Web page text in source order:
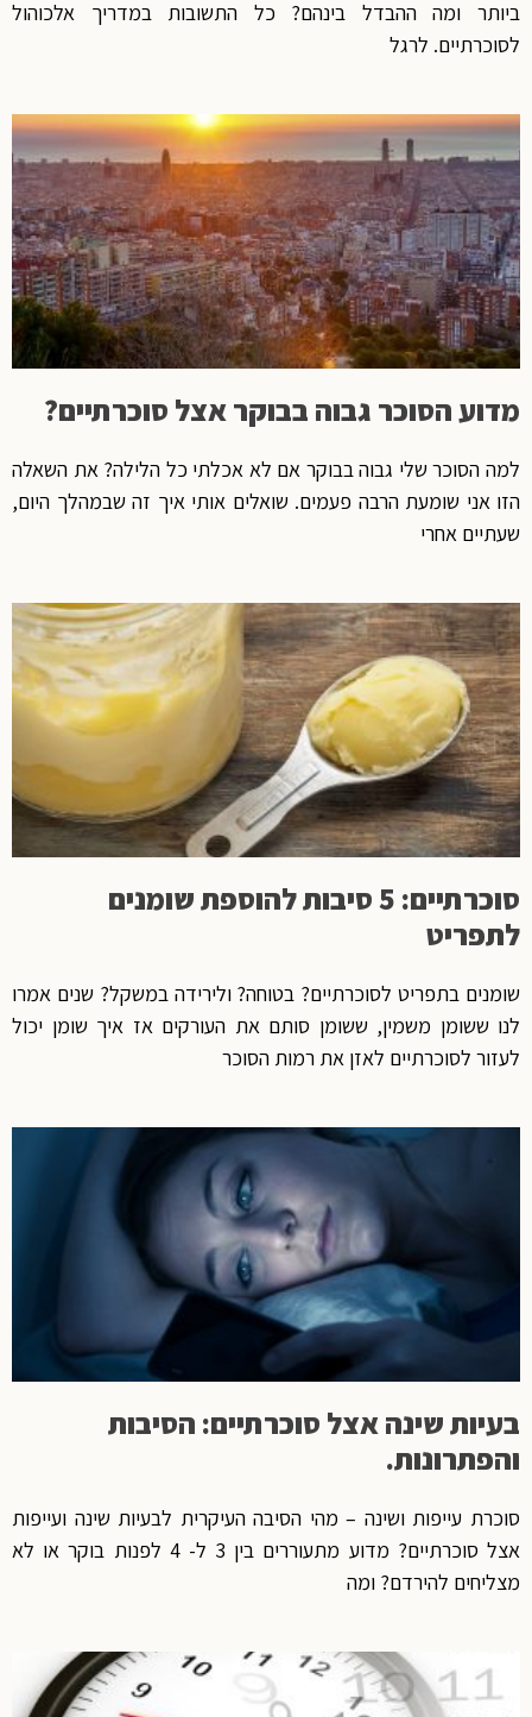
ביותר ומה ההבדל בינהם? כל התשובות במדריך אלכוהול
לסוכרתיים. לרגל
מדוע הסוכר גבוה בבוקר אצל סוכרתיים?
למה הסוכר שלי גבוה בבוקר אם לא אכלתי כל הלילה? את השאלה
הזו אני שומעת הרבה פעמים. שואלים אותי איך זה שבמהלך היום,
שעתיים אחרי
סוכרתיים: 5 סיבות להוספת שומנים
לתפריט
שומנים בתפריט לסוכרתיים? בטוחה? ולירידה במשקל? שנים אמרו
לנו ששומן משמין, ששומן סותם את העורקים אז איך שומן יכול
לעזור לסוכרתיים לאזן את רמות הסוכר
בעיות שינה אצל סוכרתיים: הסיבות
והפתרונות.
סוכרת עייפות ושינה – מהי הסיבה העיקרית לבעיות שינה ועייפות
אצל סוכרתיים? מדוע מתעוררים בין 3 ל- 4 לפנות בוקר או לא
מצליחים להירדם? ומה